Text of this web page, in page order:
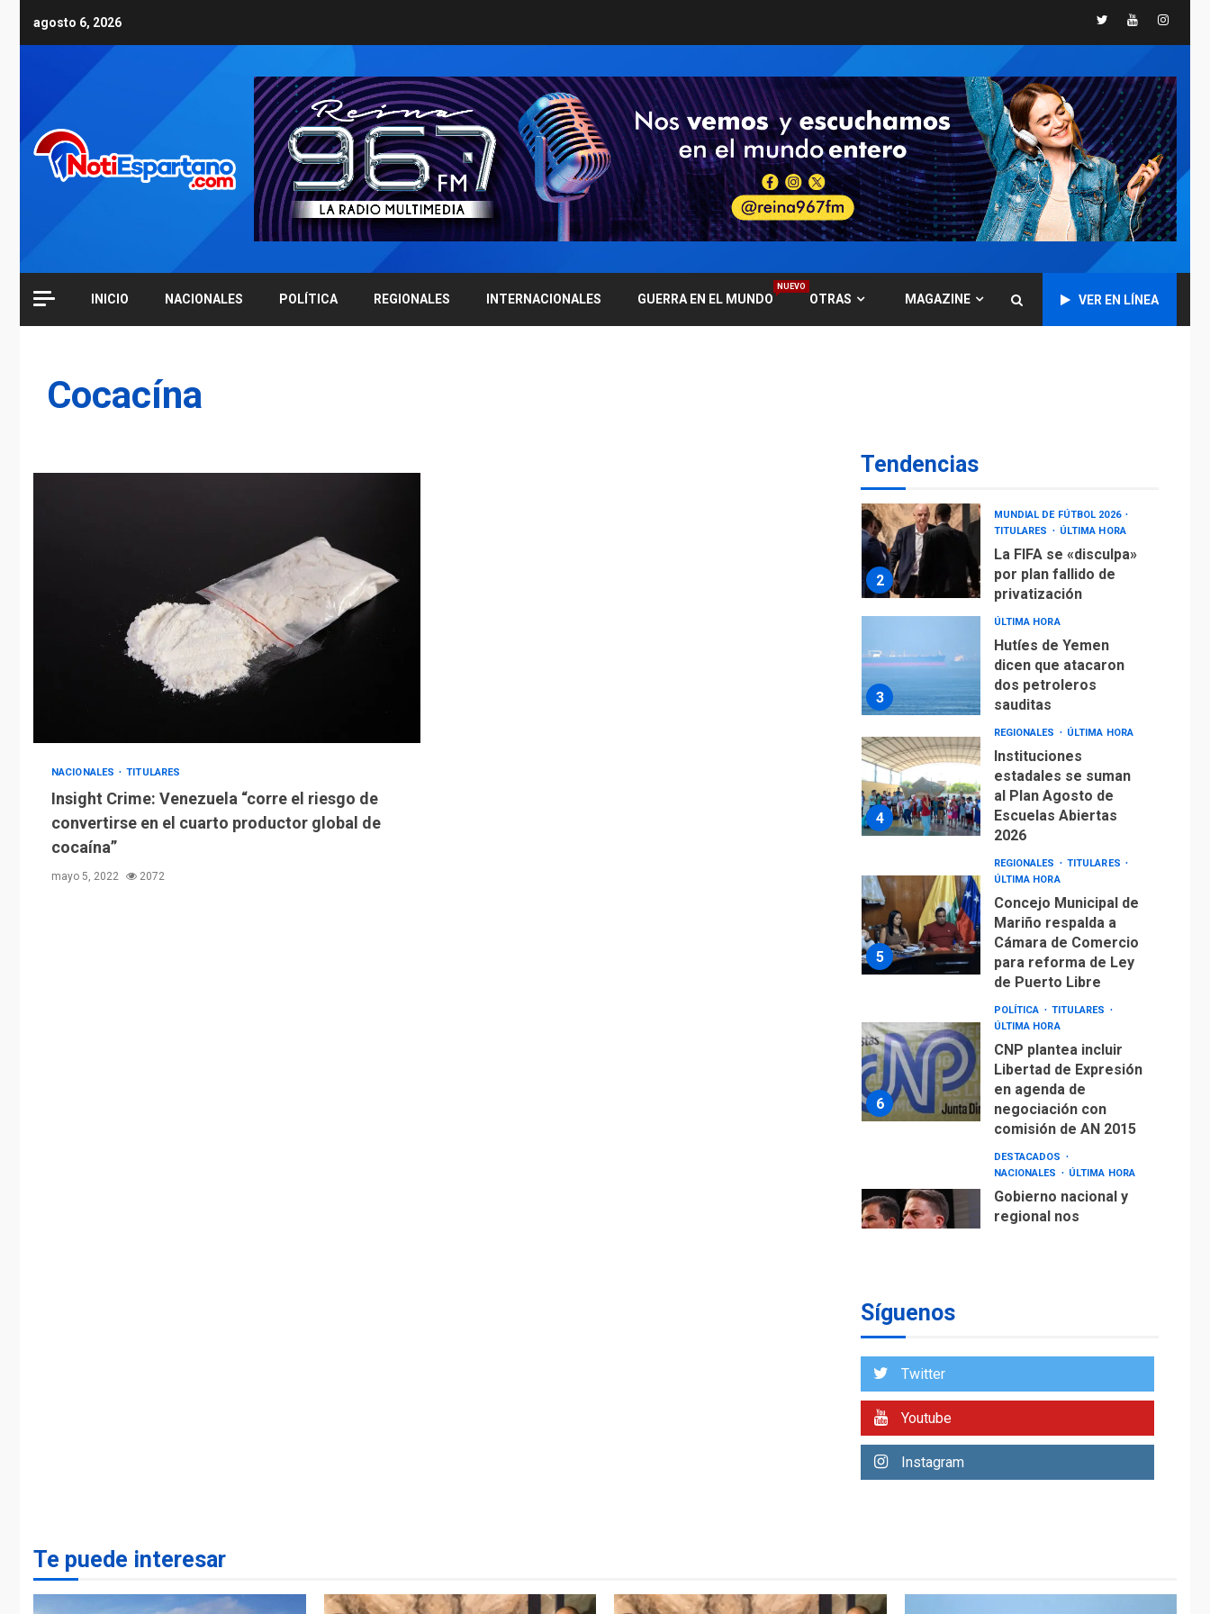
agosto 6, 2026 TwitterYoutube
INICIO NACIONALES POLÍTICA REGIONALES INTERNACIONALES GUERRA EN EL MUNDO
NUEVO
OTRAS MAGAZINE VER EN LÍNEA
Cocacína
NACIONALES TITULARES
Insight Crime: Venezuela “corre el riesgo de
convertirse en el cuarto productor global de
cocaína”
mayo 5, 2022 2072
Tendencias
6
TITULARES
CNP plantea incluir
Libertad de Expresión
en agenda de
negociación con
comisión de AN 2015
7
DESTACADOS
NACIONALES
ÚLTIMA HORA
Gobierno nacional y
regional nos
respaldaron desde el
primer momento tras
asegura Gustavo
Duque
2
MUNDIAL DE FÚTBOL 2026
TITULARES
ÚLTIMA HORA
La FIFA se «disculpa»
por plan fallido de
privatización
3
ÚLTIMA HORA
Hutíes de Yemen
dicen que atacaron
dos petroleros
sauditas
4
REGIONALES ÚLTIMA HORA
Instituciones
estadales se suman
al Plan Agosto de
Escuelas Abiertas
2026
5
REGIONALES
TITULARES
ÚLTIMA HORA
Concejo Municipal de
Mariño respalda a
Cámara de Comercio
para reforma de Ley
de Puerto Libre
6
POLÍTICA
TITULARES
ÚLTIMA HORA
CNP plantea incluir
Libertad de Expresión
en agenda de
negociación con
comisión de AN 2015
DESTACADOS
NACIONALES
ÚLTIMA HORA
Gobierno nacional y
regional nos
1
ÚLTIMA HORA
operaciones de carga
Aeropuerto de
Síguenos
Twitter
Youtube
Instagram
Te puede interesar